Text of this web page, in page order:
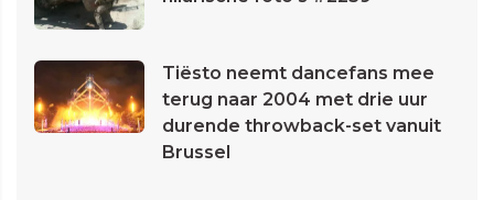
Tiësto neemt dancefans mee
terug naar 2004 met drie uur
durende throwback-set vanuit
Brussel